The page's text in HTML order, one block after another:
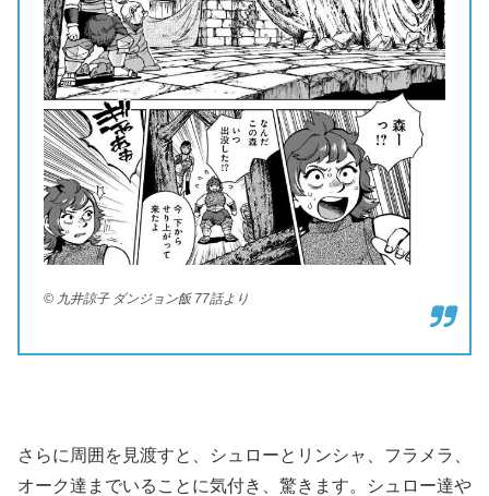
© 九井諒子 ダンジョン飯 77話より
さらに周囲を見渡すと、シュローとリンシャ、フラメラ、
オーク達までいることに気付き、驚きます。シュロー達や